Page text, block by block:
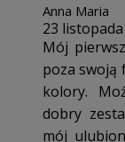
Anna Maria
23
Mój
poza swoją
kolory.
dobry
mój